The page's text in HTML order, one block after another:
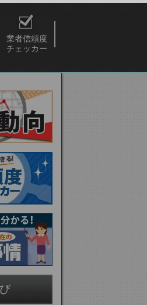
業者信頼度
チェッカー